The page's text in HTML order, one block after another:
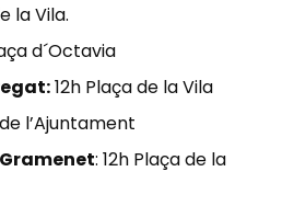
la Vila.
d´Octavia
12h Plaça de la Vila
l’Ajuntament
: 12h Plaça de la